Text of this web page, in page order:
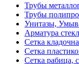
Трубы
Трубы
Унитазы,
Арматура
Сетка
Сетка
Сетка рабица,